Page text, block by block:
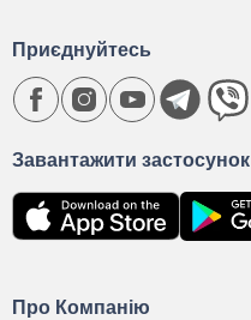
Про Компанію
Завантажити застосунок
Приєднуйтесь